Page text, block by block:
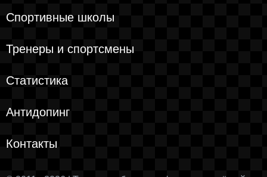
Спортивные школы
Тренеры и спортсмены
Статистика
Антидопинг
Контакты